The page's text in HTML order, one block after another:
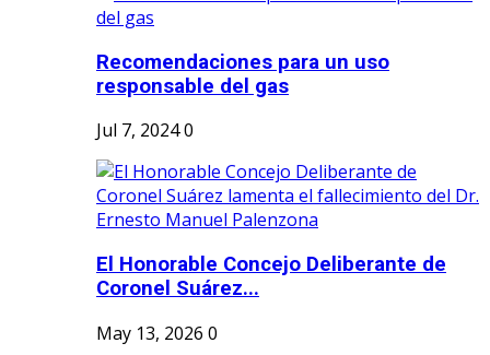
Recomendaciones para un uso
responsable del gas
Jul 7, 20240
El Honorable Concejo Deliberante de
Coronel Suárez...
May 13, 2026 0